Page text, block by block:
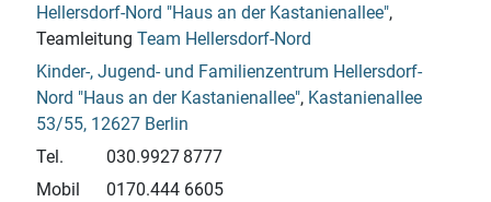
Hellersdorf-Nord "Haus an der Kastanienallee",
Teamleitung Team Hellersdorf-Nord
Kinder-, Jugend- und Familienzentrum Hellersdorf-
Nord "Haus an der Kastanienallee", Kastanienallee
53/55, 12627 Berlin
Tel.
030.9927 8777
Mobil
0170.444 6605